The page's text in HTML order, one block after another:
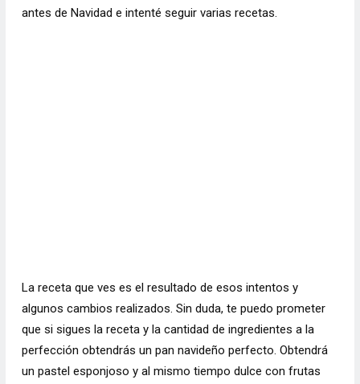
antes de Navidad e intenté seguir varias recetas.
La receta que ves es el resultado de esos intentos y
algunos cambios realizados. Sin duda, te puedo prometer
que si sigues la receta y la cantidad de ingredientes a la
perfección obtendrás un pan navideño perfecto. Obtendrá
un pastel esponjoso y al mismo tiempo dulce con frutas